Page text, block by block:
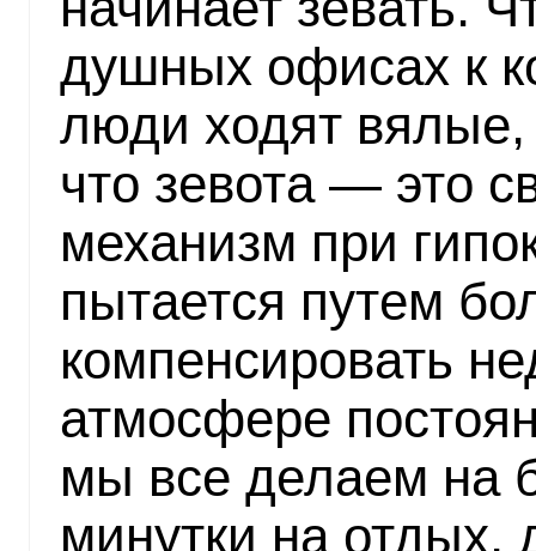
душных офисах к
люди ходят
что зевота — это
механизм при
пытается путем
компенсировать
атмосфере
мы все делаем на
минутки на